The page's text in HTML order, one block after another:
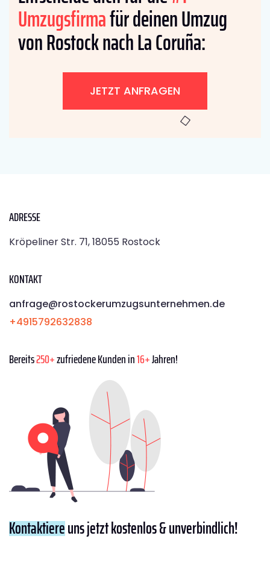
Umzugsfirmafür deinen Umzug
von Rostock nach La Coruña:
JETZT ANFRAGEN
ADRESSE
Kröpeliner Str. 71, 18055 Rostock
KONTAKT
anfrage@rostockerumzugsunternehmen.de
+4915792632838
Bereits250+zufriedene Kunden in16+Jahren!
Kontaktiereuns jetzt kostenlos & unverbindlich!